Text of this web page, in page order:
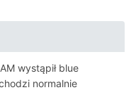
wystąpił blue
normalnie